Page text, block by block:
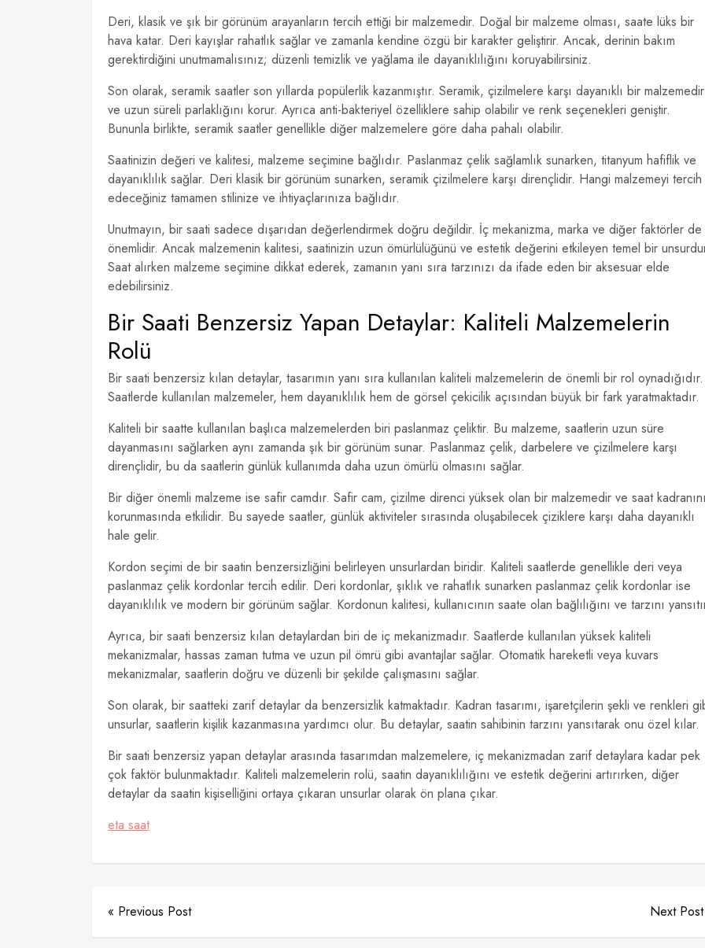
Deri, klasik ve şık bir görünüm arayanların tercih ettiği bir malzemedir. Doğal bir malzeme olması, saate lüks bir
hava katar. Deri kayışlar rahatlık sağlar ve zamanla kendine özgü bir karakter geliştirir. Ancak, derinin bakım
gerektirdiğini unutmamalısınız; düzenli temizlik ve yağlama ile dayanıklılığını koruyabilirsiniz.
Son olarak, seramik saatler son yıllarda popülerlik kazanmıştır. Seramik, çizilmelere karşı dayanıklı bir malzemedir
ve uzun süreli parlaklığını korur. Ayrıca anti-bakteriyel özelliklere sahip olabilir ve renk seçenekleri geniştir.
Bununla birlikte, seramik saatler genellikle diğer malzemelere göre daha pahalı olabilir.
Saatinizin değeri ve kalitesi, malzeme seçimine bağlıdır. Paslanmaz çelik sağlamlık sunarken, titanyum hafiflik ve
dayanıklılık sağlar. Deri klasik bir görünüm sunarken, seramik çizilmelere karşı dirençlidir. Hangi malzemeyi tercih
edeceğiniz tamamen stilinize ve ihtiyaçlarınıza bağlıdır.
Unutmayın, bir saati sadece dışarıdan değerlendirmek doğru değildir. İç mekanizma, marka ve diğer faktörler de
önemlidir. Ancak malzemenin kalitesi, saatinizin uzun ömürlülüğünü ve estetik değerini etkileyen temel bir
Saat alırken malzeme seçimine dikkat ederek, zamanın yanı sıra tarzınızı da ifade eden bir aksesuar elde
edebilirsiniz.
Bir Saati Benzersiz Yapan Detaylar: Kaliteli Malzemelerin
Rolü
Bir saati benzersiz kılan detaylar, tasarımın yanı sıra kullanılan kaliteli malzemelerin de önemli bir rol oynadığıdır.
Saatlerde kullanılan malzemeler, hem dayanıklılık hem de görsel çekicilik açısından büyük bir fark yaratmaktadır.
Kaliteli bir saatte kullanılan başlıca malzemelerden biri paslanmaz çeliktir. Bu malzeme, saatlerin uzun süre
dayanmasını sağlarken aynı zamanda şık bir görünüm sunar. Paslanmaz çelik, darbelere ve çizilmelere karşı
dirençlidir, bu da saatlerin günlük kullanımda daha uzun ömürlü olmasını sağlar.
Bir diğer önemli malzeme ise safir camdır. Safir cam, çizilme direnci yüksek olan bir malzemedir ve saat
korunmasında etkilidir. Bu sayede saatler, günlük aktiviteler sırasında oluşabilecek çiziklere karşı daha dayanıklı
hale gelir.
Kordon seçimi de bir saatin benzersizliğini belirleyen unsurlardan biridir. Kaliteli saatlerde genellikle deri veya
paslanmaz çelik kordonlar tercih edilir. Deri kordonlar, şıklık ve rahatlık sunarken paslanmaz çelik kordonlar ise
dayanıklılık ve modern bir görünüm sağlar. Kordonun kalitesi, kullanıcının saate olan bağlılığını ve tarzını
Ayrıca, bir saati benzersiz kılan detaylardan biri de iç mekanizmadır. Saatlerde kullanılan yüksek kaliteli
mekanizmalar, hassas zaman tutma ve uzun pil ömrü gibi avantajlar sağlar. Otomatik hareketli veya kuvars
mekanizmalar, saatlerin doğru ve düzenli bir şekilde çalışmasını sağlar.
Son olarak, bir saatteki zarif detaylar da benzersizlik katmaktadır. Kadran tasarımı, işaretçilerin şekli ve renkleri
unsurlar, saatlerin kişilik kazanmasına yardımcı olur. Bu detaylar, saatin sahibinin tarzını yansıtarak onu özel kılar.
Bir saati benzersiz yapan detaylar arasında tasarımdan malzemelere, iç mekanizmadan zarif detaylara kadar pek
çok faktör bulunmaktadır. Kaliteli malzemelerin rolü, saatin dayanıklılığını ve estetik değerini artırırken, diğer
detaylar da saatin kişiselliğini ortaya çıkaran unsurlar olarak ön plana çıkar.
eta saat
« Previous Post Next